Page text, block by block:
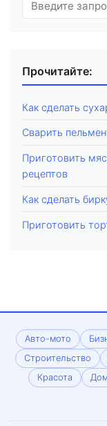
Прочитайте:
Как сделать
Сварить
Приготовить
рецептов
Как сделать
Приготовить
Авто-мото
Строительство
Красота